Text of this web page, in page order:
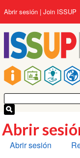
al
contenido
principal
Main
navigation
User
account
menu
Abrir sesión Join ISSUP
Abrir
Solapas
Abrir sesión